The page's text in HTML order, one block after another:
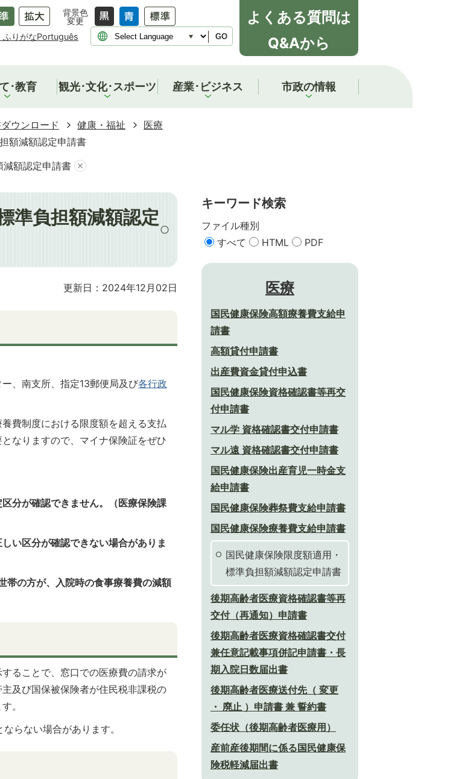
背景色
変更
ふりがなPortuguês GO
よくある質問は
Q&Aから
･教育 観光･文化･スポーツ 産業･ビジネス 市政の情報
ウンロード 健康・福祉
医療
額減額認定申請書
減額認定申請書
準負担額減額認定
更新日：2024年12月02日
、南支所、 指定13郵便局及び各行政
費制度における限度額を超える支払
なりますので、マイナ保険証をぜひ
分が確認できません。（医療保険課
い区分が確認できない場合がありま
帯の方が、入院時の食事療養費の減額
ることで、窓口での医療費の請求が
及び国保被保険者が住民税非課税の
。
らない場合があります。
キーワード検索
ファイル種別
すべて
HTML PDF
医療
国民健康保険高額療養費支給申
請書
高額貸付申請書
出産費資金貸付申込書
国民健康保険資格確認書等再交
付申請書
マル学 資格確認書交付申請書
マル遠 資格確認書交付申請書
国民健康保険出産育児一時金支
給申請書
国民健康保険葬祭費支給申請書
国民健康保険療養費支給申請書
国民健康保険限度額適用・
標準負担額減額認定申請書
後期高齢者医療資格確認書等再
交付（再通知）申請書
後期高齢者医療資格確認書交付
兼任意記載事項併記申請書・長
期入院日数届出書
後期高齢者医療送付先（ 変更
・ 廃止 ）申請書 兼 誓約書
委任状（後期高齢者医療用）
産前産後期間に係る国民健康保
険税軽減届出書